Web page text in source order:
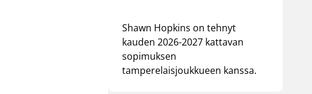
Shawn Hopkins on tehnyt
kauden 2026-2027 kattavan
sopimuksen
tamperelaisjoukkueen kanssa.